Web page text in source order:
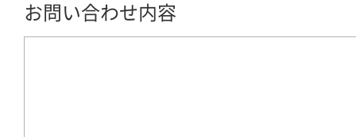
お問い合わせ内容